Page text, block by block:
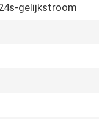
gelijkstroom